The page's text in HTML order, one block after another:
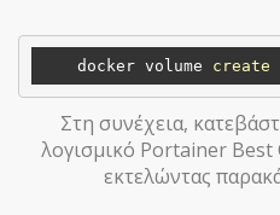
    docker volume
create
Στη συνέχεια,
λογισμικό Portainer
εκτελώντας